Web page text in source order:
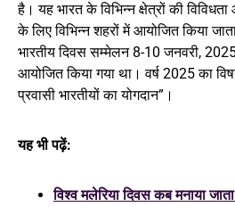
है। यह भारत के विभिन्न क्षेत्रों की
के लिए विभिन्न शहरों में आयोजित किया
भारतीय दिवस सम्मेलन 8-10 जनवरी,
आयोजित किया गया था। वर्ष 2025 का
प्रवासी भारतीयों का योगदान”।
यह भी पढ़ें:
विश्व मलेरिया दिवस कब मनाया